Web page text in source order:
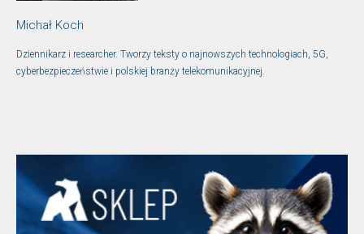
Michał Koch
Dziennikarz i researcher. Tworzy teksty o najnowszych technologiach, 5G,
cyberbezpieczeństwie i polskiej branży telekomunikacyjnej.